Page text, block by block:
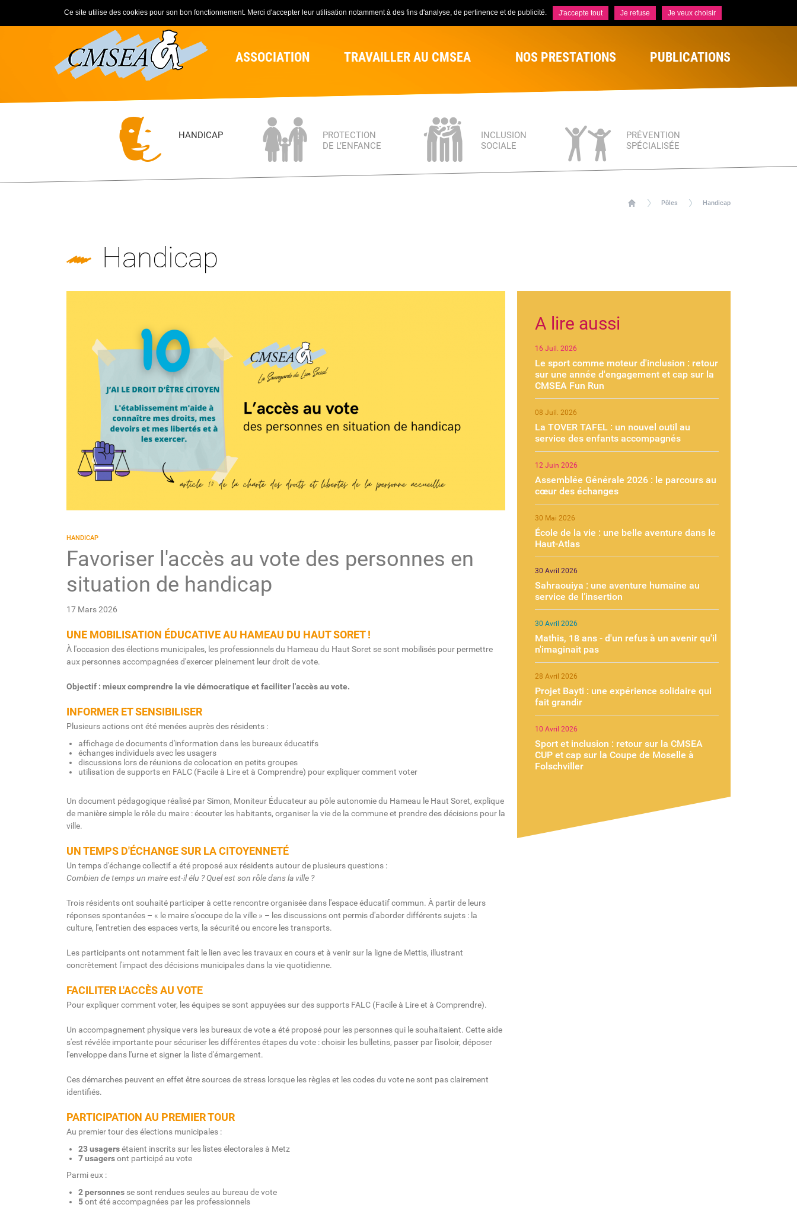
ASSOCIATION TRAVAILLER AU CMSEA NOS PRESTATIONS PUBLICATIONS
HANDICAP
PROTECTION
DE L’ENFANCE
INCLUSION
SOCIALE
PRÉVENTION
SPÉCIALISÉE
Pôles Handicap
Handicap
HANDICAP
Favoriser l'accès au vote des personnes en
situation de handicap
17 Mars 2026
UNE MOBILISATION ÉDUCATIVE AU HAMEAU DU HAUT SORET !
À l'occasion des élections municipales, les professionnels du Hameau du Haut Soret se sont mobilisés pour permettre
aux personnes accompagnées d'exercer pleinement leur droit de vote.
Objectif : mieux comprendre la vie démocratique et faciliter l'accès au vote.
INFORMER ET SENSIBILISER
Plusieurs actions ont été menées auprès des résidents :
affichage de documents d'information dans les bureaux éducatifs
échanges individuels avec les usagers
discussions lors de réunions de colocation en petits groupes
utilisation de supports en FALC (Facile à Lire et à Comprendre) pour expliquer comment voter
Un document pédagogique réalisé par Simon, Moniteur Éducateur au pôle autonomie du Hameau le Haut Soret, explique
de manière simple le rôle du maire : écouter les habitants, organiser la vie de la commune et prendre des décisions pour la
ville.
UN TEMPS D'ÉCHANGE SUR LA CITOYENNETÉ
Un temps d'échange collectif a été proposé aux résidents autour de plusieurs questions :
Combien de temps un maire est-il élu ? Quel est son rôle dans la ville ?
Trois résidents ont souhaité participer à cette rencontre organisée dans l'espace éducatif commun. À partir de leurs
réponses spontanées – « le maire s'occupe de la ville » – les discussions ont permis d'aborder différents sujets : la
culture, l'entretien des espaces verts, la sécurité ou encore les transports.
Les participants ont notamment fait le lien avec les travaux en cours et à venir sur la ligne de Mettis, illustrant
concrètement l'impact des décisions municipales dans la vie quotidienne.
FACILITER L'ACCÈS AU VOTE
Pour expliquer comment voter, les équipes se sont appuyées sur des supports FALC (Facile à Lire et à Comprendre).
Un accompagnement physique vers les bureaux de vote a été proposé pour les personnes qui le souhaitaient. Cette aide
s'est révélée importante pour sécuriser les différentes étapes du vote : choisir les bulletins, passer par l'isoloir, déposer
l'enveloppe dans l'urne et signer la liste d'émargement.
Ces démarches peuvent en effet être sources de stress lorsque les règles et les codes du vote ne sont pas clairement
identifiés.
PARTICIPATION AU PREMIER TOUR
Au premier tour des élections municipales :
23 usagersétaient inscrits sur les listes électorales à Metz
7 usagersont participé au vote
Parmi eux :
2 personnes se sont rendues seules au bureau de vote
5ont été accompagnées par les professionnels
A lire aussi
16 Juil. 2026
Le sport comme moteur d'inclusion : retour
sur une année d'engagement et cap sur la
CMSEA Fun Run
08 Juil. 2026
La TOVER TAFEL : un nouvel outil au
service des enfants accompagnés
12 Juin 2026
Assemblée Générale 2026 : le parcours au
cœur des échanges
30 Mai 2026
École de la vie : une belle aventure dans le
Haut-Atlas
30 Avril 2026
Sahraouiya : une aventure humaine au
service de l’insertion
30 Avril 2026
Mathis, 18 ans - d'un refus à un avenir qu'il
n'imaginait pas
28 Avril 2026
Projet Bayti : une expérience solidaire qui
fait grandir
10 Avril 2026
Sport et inclusion : retour sur la CMSEA
CUP et cap sur la Coupe de Moselle à
Folschviller
Ce site utilise des cookies pour son bon fonctionnement. Merci d'accepter leur utilisation notamment à des fins d'analyse, de pertinence et de publicité. J'accepte tout Je refuse Je veux choisir